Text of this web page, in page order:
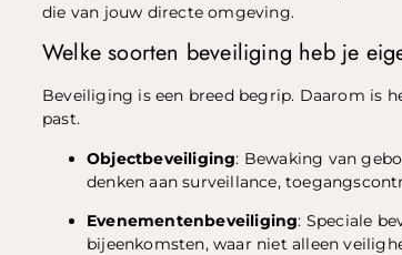
die van jouw directe omgeving.
Welke soorten beveiliging heb je
Beveiliging is een breed begrip. Daarom is
past.
Objectbeveiliging: Bewaking van
denken aan surveillance,
Evenementenbeveiliging: Speciale
bijeenkomsten, waar niet alleen